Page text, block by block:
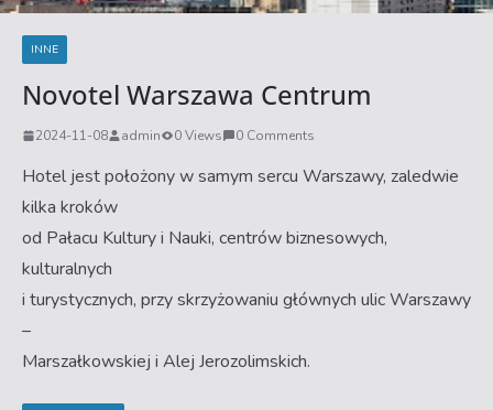
INNE
Novotel Warszawa Centrum
2024-11-08 admin 0 Views 0 Comments
Hotel jest położony w samym sercu Warszawy, zaledwie
kilka kroków
od Pałacu Kultury i Nauki, centrów biznesowych,
kulturalnych
i turystycznych, przy skrzyżowaniu głównych ulic Warszawy
–
Marszałkowskiej i Alej Jerozolimskich.